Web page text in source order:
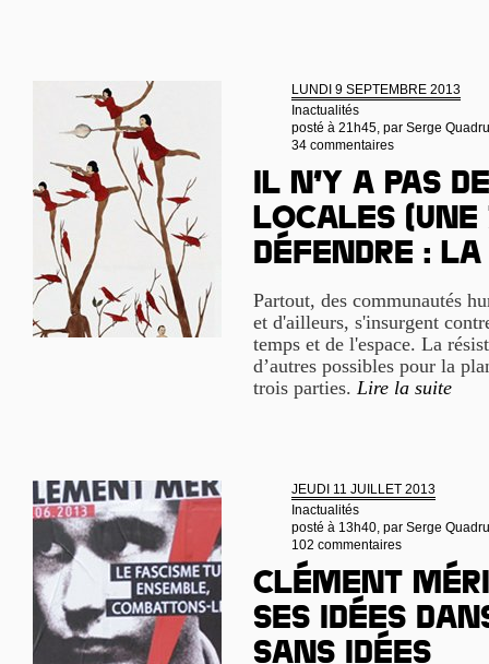
LUNDI 9 SEPTEMBRE 2013
Inactualités
posté à 21h45, par Serge
34 commentaires
Il n’y a pas
locales (Une
Défendre :
Partout, des communautés
et d'ailleurs, s'insurgent
temps et de l'espace. La
d’autres possibles pour la
trois parties. Lire la suite
JEUDI 11 JUILLET 2013
Inactualités
posté à 13h40, par Serge
102 commentaires
Clément
ses idées
sans idées